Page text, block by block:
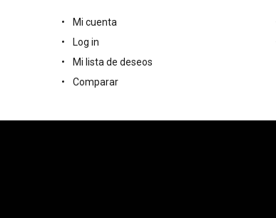
Mi cuenta
Log in
Mi lista de deseos
Comparar